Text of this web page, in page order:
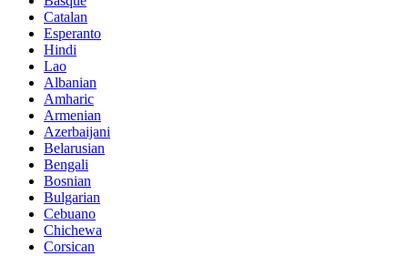
Catalan
Esperanto
Hindi
Lao
Albanian
Amharic
Armenian
Azerbaijani
Belarusian
Bengali
Bosnian
Bulgarian
Cebuano
Chichewa
Corsican